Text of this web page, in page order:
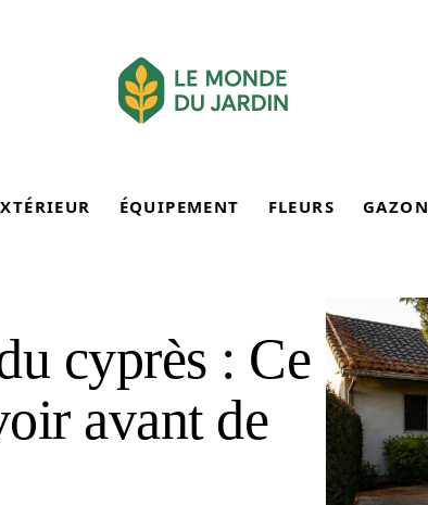
ÉQUIPEMENT FLEURS GAZON
cyprès : Ce
avant de